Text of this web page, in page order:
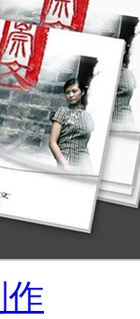
作